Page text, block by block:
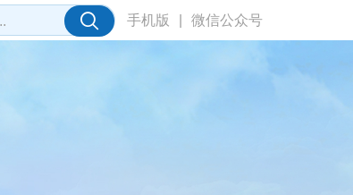
手机版 微信公众号